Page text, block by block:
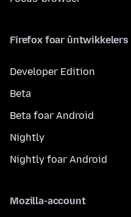
Firefox foar ûntwikkelers
Developer Edition
Beta
Beta foar Android
Nightly
Nightly foar Android
Mozilla-account